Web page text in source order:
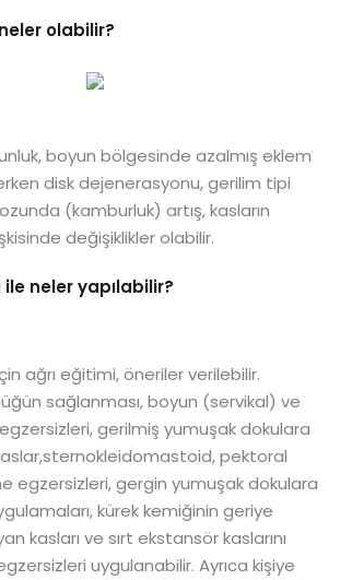
olabilir?
boyun bölgesinde azalmış eklem
erken disk dejenerasyonu, gerilim tipi
(kamburluk) artış, kasların
değişiklikler olabilir.
neler yapılabilir?
ağrı eğitimi, öneriler verilebilir.
sağlanması, boyun (servikal) ve
gerilmiş yumuşak dokulara
pektoral
egzersizleri, gergin yumuşak dokulara
kürek kemiğinin geriye
kasları ve sırt ekstansör kaslarını
uygulanabilir. Ayrıca kişiye